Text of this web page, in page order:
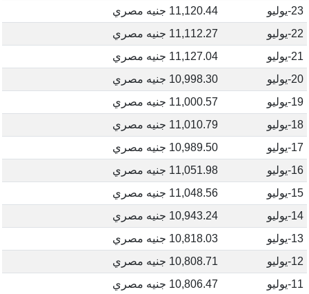
23-يوليو
11,120.44 جنيه مصري
22-يوليو
11,112.27 جنيه مصري
21-يوليو
11,127.04 جنيه مصري
20-يوليو
10,998.30 جنيه مصري
19-يوليو
11,000.57 جنيه مصري
18-يوليو
11,010.79 جنيه مصري
17-يوليو
10,989.50 جنيه مصري
16-يوليو
11,051.98 جنيه مصري
15-يوليو
11,048.56 جنيه مصري
14-يوليو
10,943.24 جنيه مصري
13-يوليو
10,818.03 جنيه مصري
12-يوليو
10,808.71 جنيه مصري
11-يوليو
10,806.47 جنيه مصري